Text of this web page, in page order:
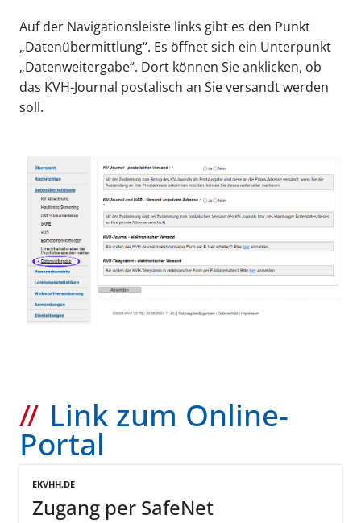
Auf der Navigationsleiste links gibt es den Punkt
„Datenübermittlung“. Es öffnet sich ein Unterpunkt
„Datenweitergabe“. Dort können Sie anklicken, ob
das KVH-Journal postalisch an Sie versandt werden
soll.
Link zum Online-
Portal
EKVHH.DE
Zugang per SafeNet